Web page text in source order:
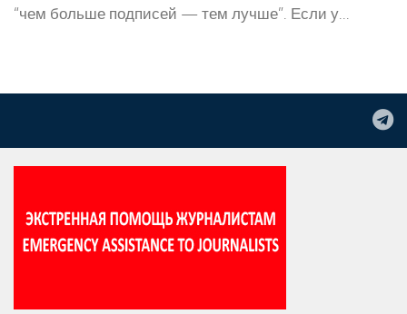
“чем больше подписей — тем лучше”. Если у...